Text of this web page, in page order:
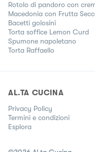
Rotolo di pandoro con
Macedonia con Frutta
Bacetti golosini
Torta soffice Lemon Curd
Spumone napoletano
Torta Raffaello
AL.TA CUCINA
Privacy Policy
Termini e condizioni
Esplora